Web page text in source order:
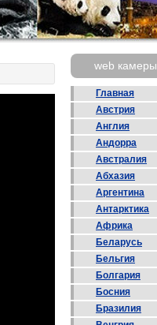
web камеры
Главная
Австрия
Англия
Андорра
Австралия
Абхазия
Аргентина
Антарктика
Африка
Беларусь
Бельгия
Болгария
Босния
Бразилия